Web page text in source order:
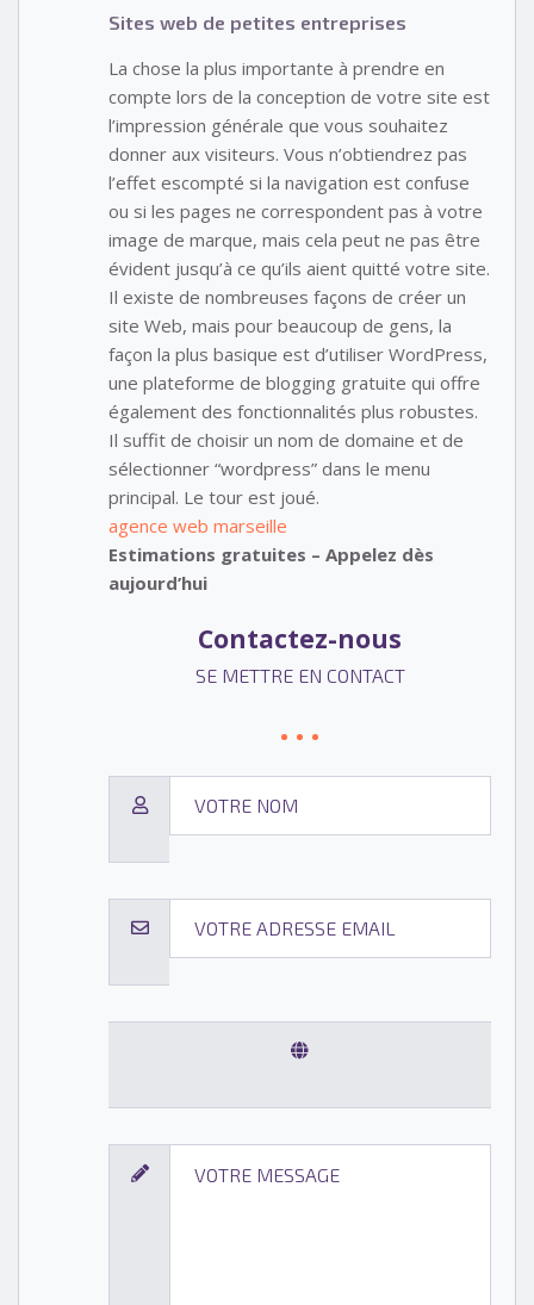
Sites web de petites entreprises
La chose la plus importante à prendre en
compte lors de la conception de votre site est
l’impression générale que vous souhaitez
donner aux visiteurs. Vous n’obtiendrez pas
l’effet escompté si la navigation est confuse
ou si les pages ne correspondent pas à votre
image de marque, mais cela peut ne pas être
évident jusqu’à ce qu’ils aient quitté votre site.
Il existe de nombreuses façons de créer un
site Web, mais pour beaucoup de gens, la
façon la plus basique est d’utiliser WordPress,
une plateforme de blogging gratuite qui offre
également des fonctionnalités plus robustes.
Il suffit de choisir un nom de domaine et de
sélectionner “wordpress” dans le menu
principal. Le tour est joué.
agence web marseille
Estimations gratuites – Appelez dès
aujourd’hui
Contactez-nous
SE METTRE EN CONTACT